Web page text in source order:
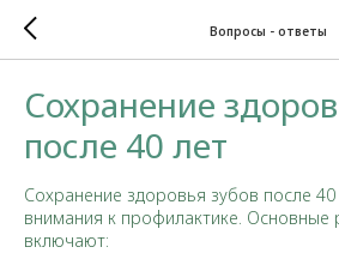
Вопросы - ответы
Сохранение
после 40 лет
Сохранение здоровья зубов после
внимания к профилактике. Основные
включают: